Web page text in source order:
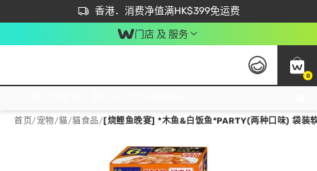
香港．消费净值满HK$399免运费
立即成为易赏钱会员尽享独家优惠
首次APP下单买满$450 输入 NEWAPP 即减$50
门店 及 服务
0
首页/ 宠物/貓/貓食品/ [烧鲣鱼晚宴] *木鱼&白饭鱼*PARTY(两种口味) 袋